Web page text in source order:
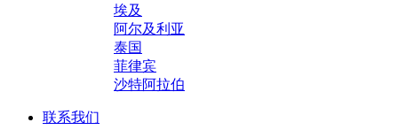
埃及
阿尔及利亚
泰国
菲律宾
沙特阿拉伯
联系我们